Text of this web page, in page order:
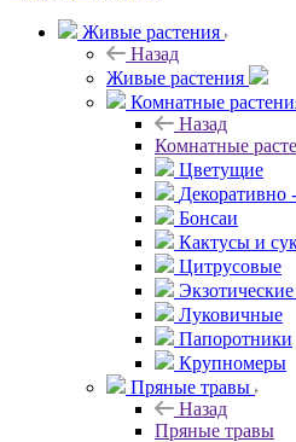
Живые растения
Назад
Живые растения
Комнатные
Назад
Комнатные
Цветущие
Декоративно
Бонсаи
Кактусы и
Цитрусовые
Луковичные
Папоротники
Крупномеры
Пряные травы
Назад
Пряные травы